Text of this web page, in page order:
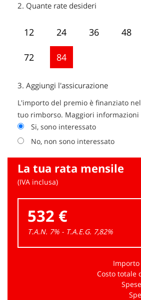
2. Quante rate desideri
12 24 36 48
72 84
3. Aggiungi l'assicurazione
L'importo del premio è finanziato
tuo rimborso. Maggiori informazioni
Si, sono interessato
No, non sono interessato
La tua rata mensile
(IVA inclusa)
532 €
T.A.N. 7% - T.A.E.G. 7,82%
Costo totale